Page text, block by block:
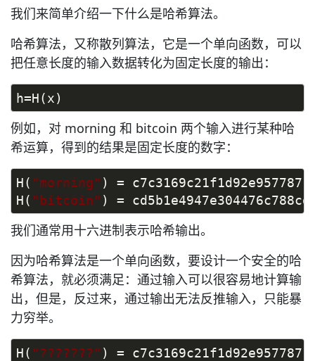
我们来简单介绍一下什么是哈希算法。
哈希算法，又称散列算法，它是一个单向函数，可以
把任意长度的输入数据转化为固定长度的输出：
h=H(x)
例如，对 morning 和 bitcoin 两个输入进行某种哈
希运算，得到的结果是固定长度的数字：
H( "morning" ) =
H( "bitcoin" ) =
我们通常用十六进制表示哈希输出。
因为哈希算法是一个单向函数，要设计一个安全的哈
希算法，就必须满足：通过输入可以很容易地计算输
出，但是，反过来，通过输出无法反推输入，只能暴
力穷举。
H( "???????" ) =